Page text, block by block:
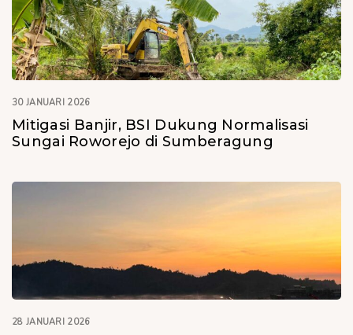
30 JANUARI 2026
Mitigasi Banjir, BSI Dukung Normalisasi
Sungai Roworejo di Sumberagung
28 JANUARI 2026